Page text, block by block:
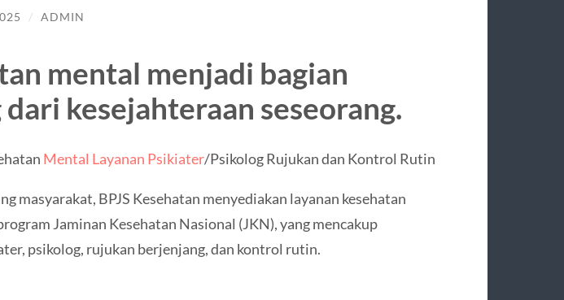
/ ADMIN
mental menjadi bagian
kesejahteraan seseorang.
Mental Layanan Psikiater/Psikolog Rujukan dan Kontrol Rutin
masyarakat, BPJS Kesehatan menyediakan layanan kesehatan
Jaminan Kesehatan Nasional (JKN), yang mencakup
psikolog, rujukan berjenjang, dan kontrol rutin.